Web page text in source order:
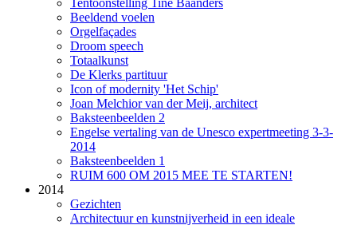
Tentoonstelling Tine Baanders
Beeldend voelen
Orgelfaçades
Droom speech
Totaalkunst
De Klerks partituur
Icon of modernity 'Het Schip'
Joan Melchior van der Meij, architect
Baksteenbeelden 2
Engelse vertaling van de Unesco expertmeeting 3-3-
2014
Baksteenbeelden 1
RUIM 600 OM 2015 MEE TE STARTEN!
2014
Gezichten
Architectuur en kunstnijverheid in een ideale